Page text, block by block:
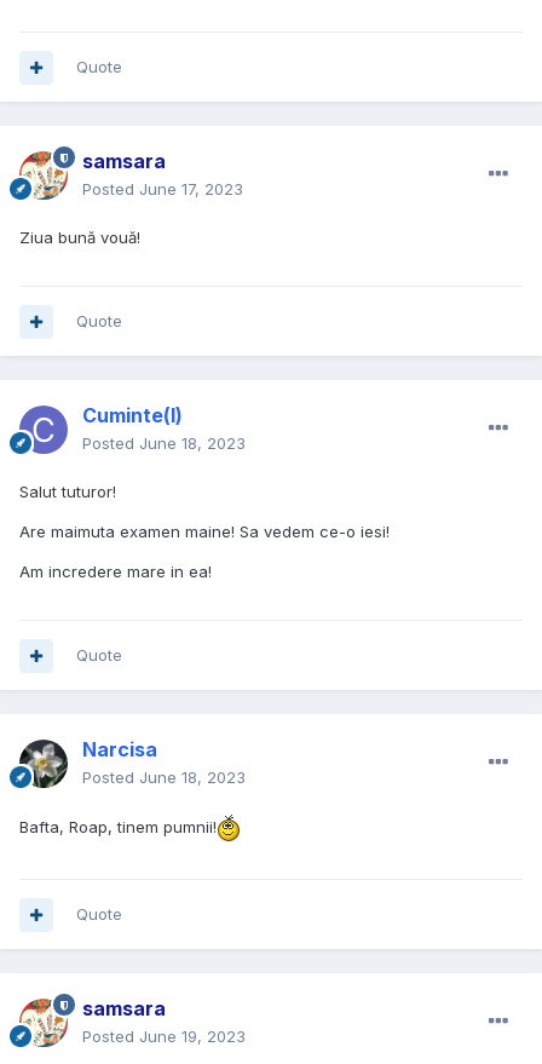
Quote
samsara
Posted June 17, 2023
Ziua bună vouă!
Quote
Cuminte(l)
Posted June 18, 2023
Salut tuturor!
Are maimuta examen maine! Sa vedem ce-o iesi!
Am incredere mare in ea!
Quote
Narcisa
Posted June 18, 2023
Bafta, Roap, tinem pumnii!
Quote
samsara
Posted June 19, 2023